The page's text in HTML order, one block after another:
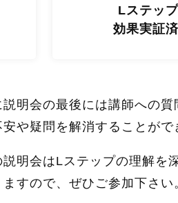
Lステッ
効果実証
説明会の最後には講師への
や疑問を解消することがで
説明会はLステップの理解を
ますので、ぜひご参加下さい